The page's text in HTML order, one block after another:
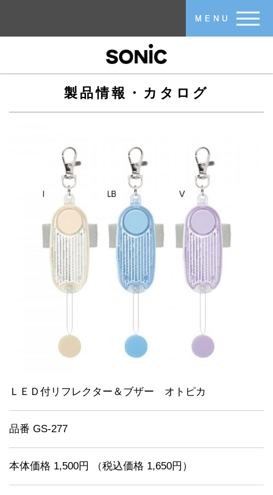
MENU
製品情報・カタログ
ＬＥＤ付リフレクター＆ブザー オトピカ
品番 GS-277
本体価格 1,500円 （税込価格 1,650円）